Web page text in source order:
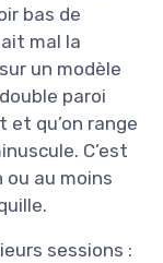
bas de
mal la
un modèle
paroi
et qu’on range
C’est
ou au moins
sessions :